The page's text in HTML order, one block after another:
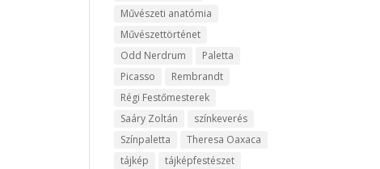
Művészeti anatómia
Művészettörténet
Odd Nerdrum
Paletta
Picasso
Rembrandt
Régi Festőmesterek
Saáry Zoltán
színkeverés
Színpaletta
Theresa Oaxaca
tájkép
tájképfestészet